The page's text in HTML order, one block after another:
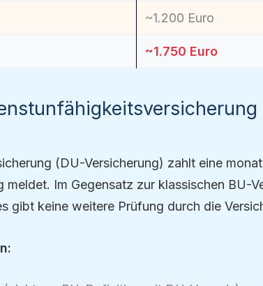
~1.200 Euro
~1.750 Euro
(DU-Versicherung) zahlt eine
meldet. Im Gegensatz zur klassischen BU-
gibt keine weitere Prüfung durch die